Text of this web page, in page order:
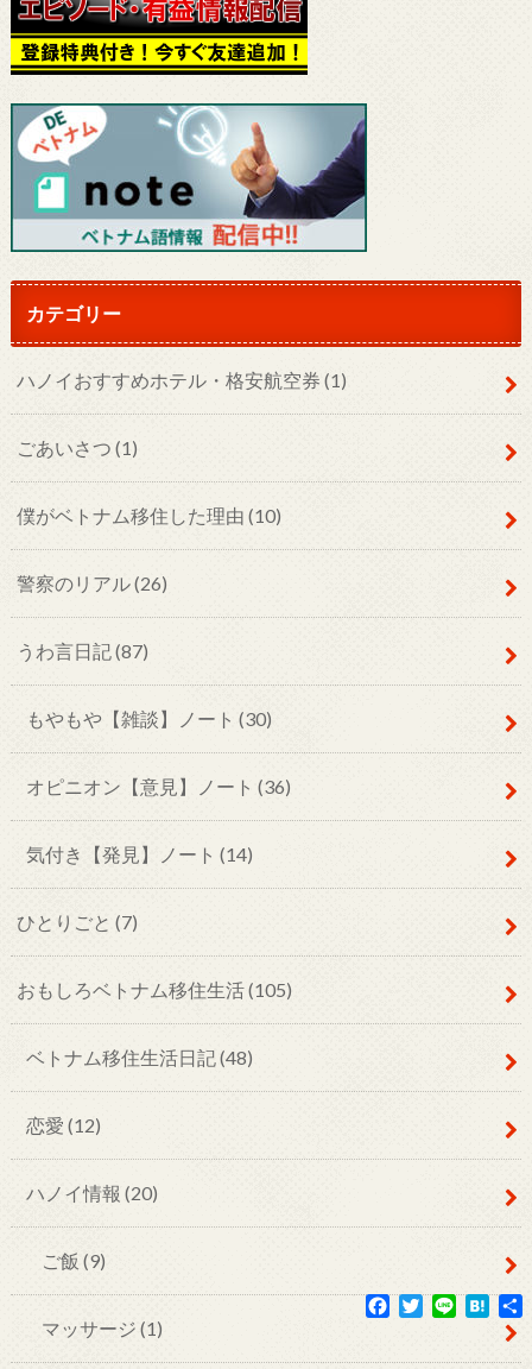
カテゴリー
ハノイおすすめホテル・格安航空券 (1)
ごあいさつ (1)
僕がベトナム移住した理由 (10)
警察のリアル(26)
うわ言日記 (87)
もやもや【雑談】ノート (30)
オピニオン【意見】ノート (36)
気付き【発見】ノート (14)
ひとりごと (7)
おもしろベトナム移住生活(105)
ベトナム移住生活日記 (48)
恋愛 (12)
ハノイ情報 (20)
ご飯 (9)
マッサージ (1)
F
e
T
w
t
L
e
H
e